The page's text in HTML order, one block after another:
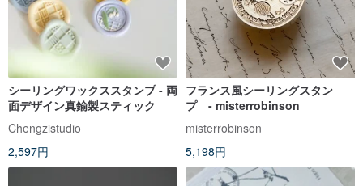
シーリングワックススタンプ - 両
面デザイン真鍮製スティック
Chengzistudio
2,597円
フランス風シーリングスタン
プ - misterrobinson
misterrobinson
5,198円